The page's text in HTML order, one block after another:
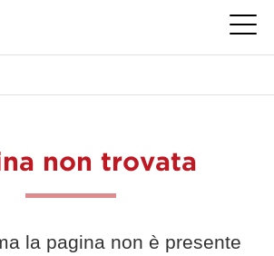
non trovata
la pagina non è presente